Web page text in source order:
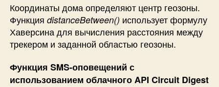
Координаты дома определяют центр геозоны.
Функция distanceBetween() используетформулу
Хаверсинадля вычисления расстояния между
трекером и заданной областью геозоны.
Функция SMS-оповещений с
использованием облачного API Circuit Digest